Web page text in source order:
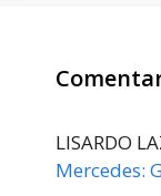
LISARDO
Mercedes: